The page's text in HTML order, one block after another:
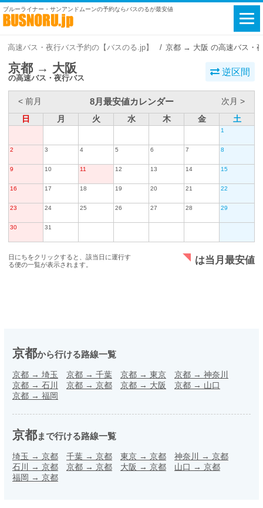
ブルーライナー・サンアンドムーンの予約ならバスのるが最安値
高速バス・夜行バス予約の【バスのる.jp】 京都 → 大阪 の高速バス・
京都 → 大阪
の高速バス・夜行バス
逆区間
< 前月 8月最安値カレンダー
次月 >
日
月 火 水 木 金 土
1
2 3 4 5 6 7 8
9 10 11 12 13 14 15
16 17 18 19 20 21 22
23 24 25 26 27 28 29
30 31
日にちをクリックすると、該当日に運行す
る便の一覧が表示されます。
は当月最安値
京都から行ける路線一覧
京都 → 埼玉 京都 → 千葉 京都 → 東京 京都 → 神奈川
京都 → 石川 京都 → 京都 京都 → 大阪 京都 → 山口
京都 → 福岡
京都まで行ける路線一覧
埼玉 → 京都 千葉 → 京都 東京 → 京都 神奈川 → 京都
石川 → 京都 京都 → 京都 大阪 → 京都 山口 → 京都
福岡 → 京都